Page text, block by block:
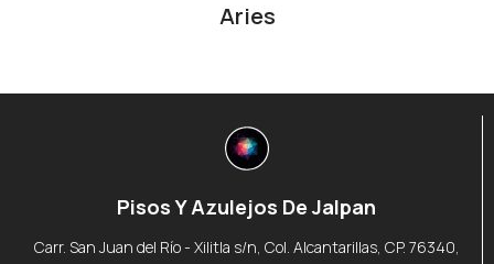
Aries
Pisos Y Azulejos De Jalpan
Carr. San Juan del Río - Xilitla s/n, Col. Alcantarillas, CP. 76340,